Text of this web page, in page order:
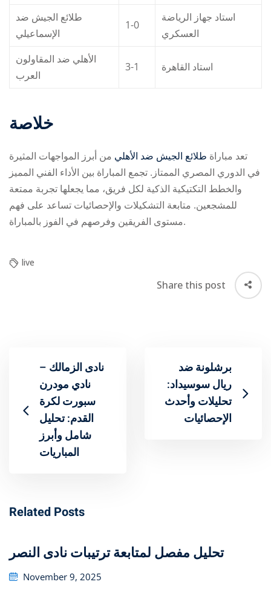
طلائع الجيش ضد
الإسماعيلي
1-0
استاد جهاز الرياضة
العسكري
الأهلي ضد المقاولون
العرب
3-1 استاد القاهرة
خلاصة
تعد مباراة طلائع الجيش ضد الأهلي من أبرز المواجهات المثيرة
في الدوري المصري الممتاز. تجمع المباراة بين الأداء الفني المميز
والخطط التكتيكية الذكية لكل فريق، مما يجعلها تجربة ممتعة
للمشجعين. متابعة التشكيلات والإحصائيات تساعد على فهم
مستوى الفريقين وفرصهم في الفوز بالمباراة.
live
Share this post
نادى الزمالك –
نادي مودرن
سبورت لكرة
القدم: تحليل
شامل وأبرز
المباريات
برشلونة ضد
ريال سوسيداد:
تحليلات وأحدث
الإحصائيات
Related Posts
تحليل مفصل لمتابعة ترتيبات نادى النصر
Posted
November 9, 2025